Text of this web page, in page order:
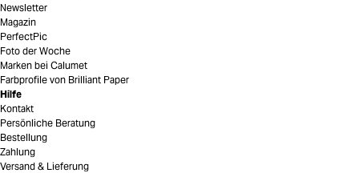
Newsletter
Magazin
PerfectPic
Foto der Woche
Marken bei Calumet
Farbprofile von Brilliant Paper
Hilfe
Kontakt
Persönliche Beratung
Bestellung
Zahlung
Versand & Lieferung